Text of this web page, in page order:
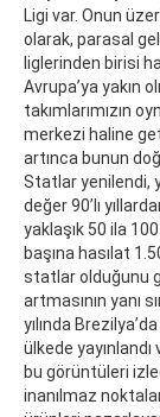
Ligi var. Onun
olarak, parasal
liglerinden birisi
Avrupa’ya yakın
takımlarımızın
merkezi haline
artınca bunun
Statlar yenilendi,
değer 90’lı
yaklaşık 50 ila
başına hasılat
statlar olduğunu
artmasının yanı
yılında
ülkede
bu görüntüleri
inanılmaz